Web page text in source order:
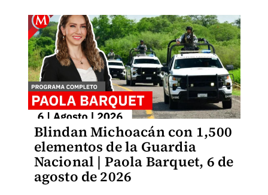
Blindan Michoacán con 1,500
elementos de la Guardia
Nacional | Paola Barquet, 6 de
agosto de 2026